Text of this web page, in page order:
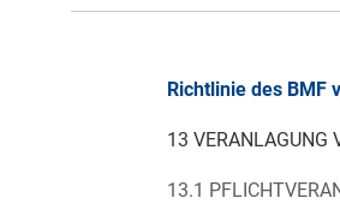
Richtlinie des BMF
13 VERANLAGUNG
13.1